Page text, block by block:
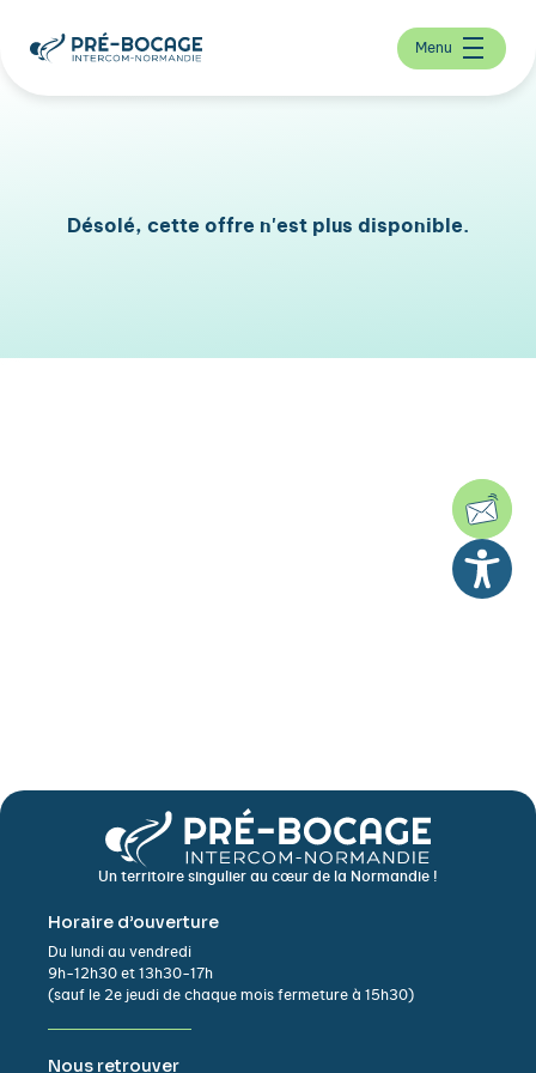
Menu
Désolé, cette offre n'est plus disponible.
Un territoire singulier au cœur de la Normandie !
Horaire d’ouverture
Du lundi au vendredi
9h-12h30 et 13h30-17h
(sauf le 2e jeudi de chaque mois fermeture à 15h30)
Nous retrouver